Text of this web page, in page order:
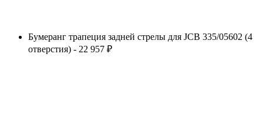
Бумеранг трапеция задней стрелы для JCB 335/05602 (4
отверстия) - 22 957 ₽